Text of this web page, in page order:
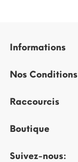
Informations
Nos Conditions
Raccourcis
Boutique
Suivez-nous: